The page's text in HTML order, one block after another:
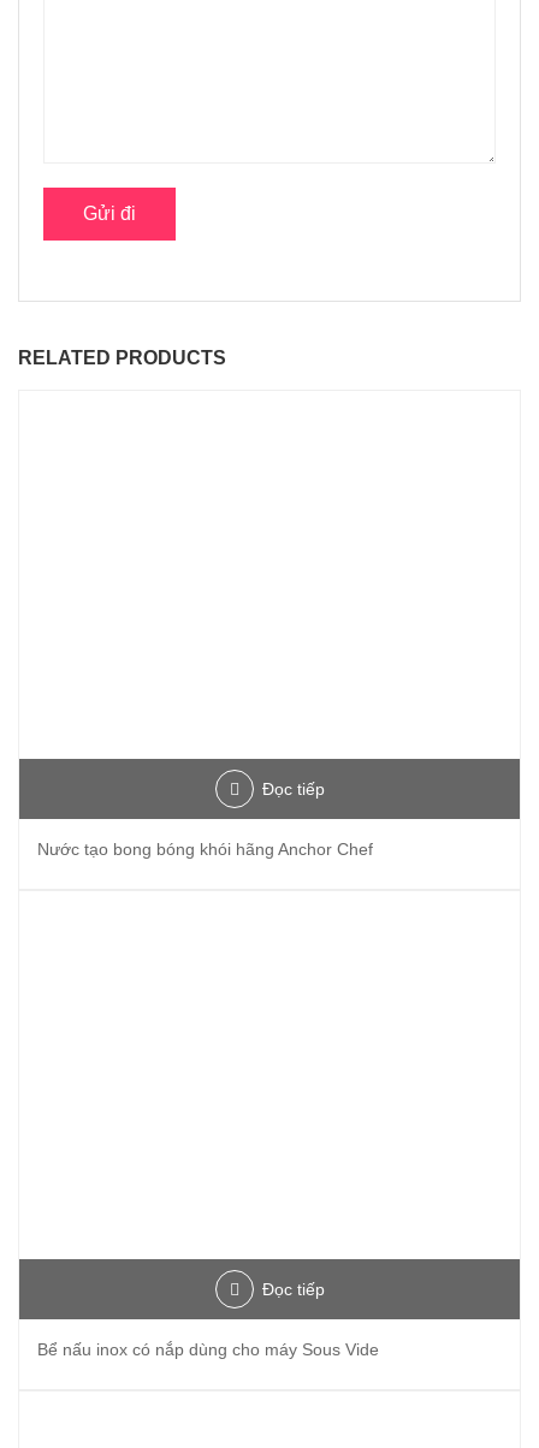
RELATED PRODUCTS
Đọc tiếp
Nước tạo bong bóng khói hãng Anchor Chef
Đọc tiếp
Bể nấu inox có nắp dùng cho máy Sous Vide